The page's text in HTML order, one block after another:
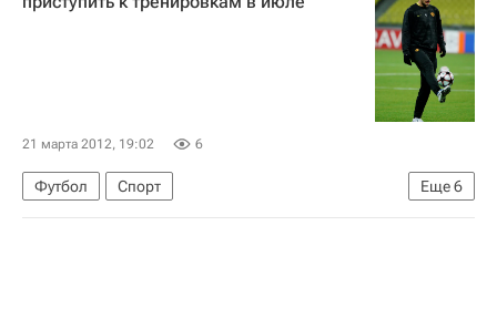
21 марта 2012, 19:02 6
Еще6
Футбол
Спорт
Лига Европы УЕФА 2026-2027